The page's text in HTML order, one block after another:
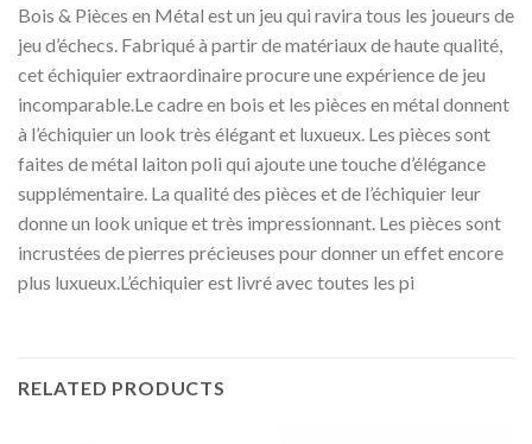
Bois & Pièces en Métal est un jeu qui ravira tous les joueurs de
jeu d’échecs. Fabriqué à partir de matériaux de haute qualité,
cet échiquier extraordinaire procure une expérience de jeu
incomparable.Le cadre en bois et les pièces en métal donnent
à l’échiquier un look très élégant et luxueux. Les pièces sont
faites de métal laiton poli qui ajoute une touche d’élégance
supplémentaire. La qualité des pièces et de l’échiquier leur
donne un look unique et très impressionnant. Les pièces sont
incrustées de pierres précieuses pour donner un effet encore
plus luxueux.L’échiquier est livré avec toutes les pi
RELATED PRODUCTS